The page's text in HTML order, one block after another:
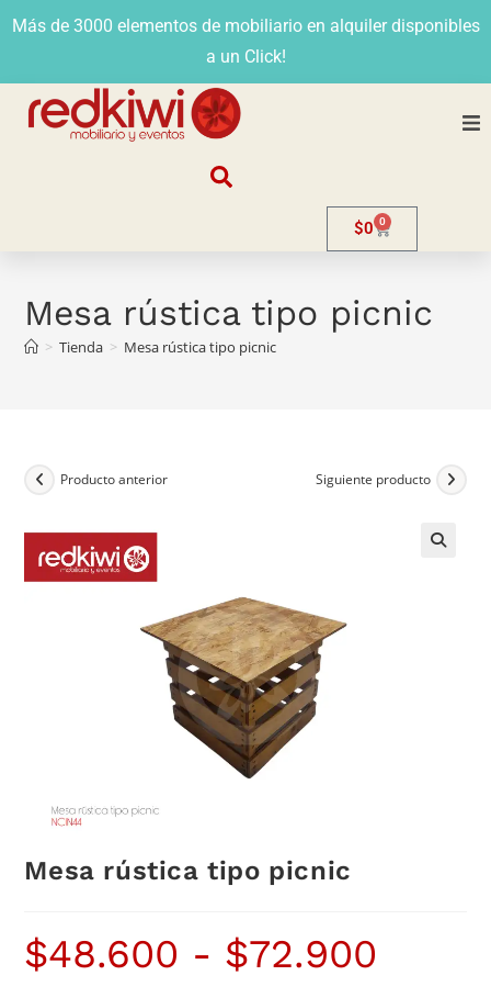
Más de 3000 elementos de mobiliario en alquiler disponibles
a un Click!
Venta
Contacto
$0 0
Mesa rústica tipo picnic
> Tienda > Mesa rústica tipo picnic
Producto anterior Siguiente producto
Mesa rústica tipo picnic
$48.600 - $72.900